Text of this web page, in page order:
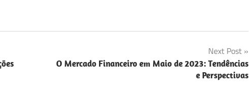
Next Post
O Mercado Financeiro em Maio de 2023: Tendências
e Perspectivas